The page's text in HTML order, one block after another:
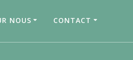
NOUS CONTACT